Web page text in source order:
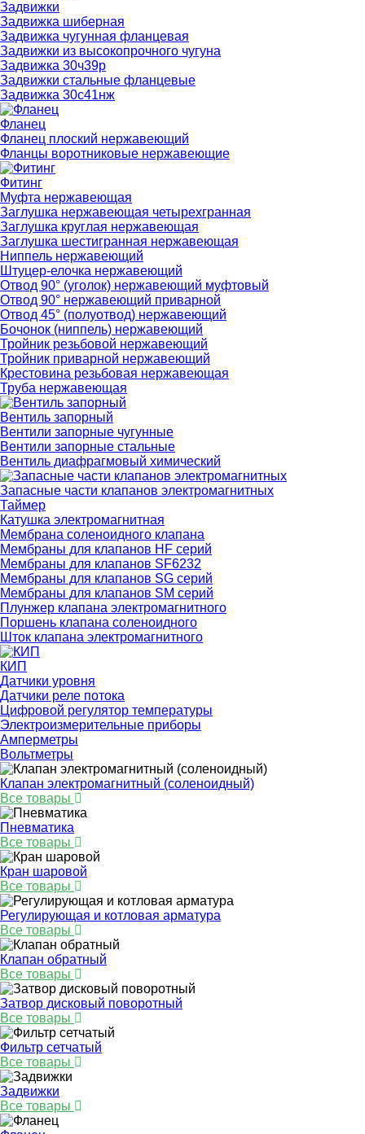
Задвижки
Задвижка шиберная
Задвижка чугунная фланцевая
Задвижки из высокопрочного чугуна
Задвижка 30ч39р
Задвижки стальные фланцевые
Задвижка 30с41нж
Фланец
Фланец плоский нержавеющий
Фланцы воротниковые нержавеющие
Фитинг
Муфта нержавеющая
Заглушка нержавеющая четырехгранная
Заглушка круглая нержавеющая
Заглушка шестигранная нержавеющая
Ниппель нержавеющий
Штуцер-елочка нержавеющий
Отвод 90° (уголок) нержавеющий муфтовый
Отвод 90° нержавеющий приварной
Отвод 45° (полуотвод) нержавеющий
Бочонок (ниппель) нержавеющий
Тройник резьбовой нержавеющий
Тройник приварной нержавеющий
Крестовина резьбовая нержавеющая
Труба нержавеющая
Вентиль запорный
Вентили запорные чугунные
Вентили запорные стальные
Вентиль диафрагмовый химический
Запасные части клапанов электромагнитных
Таймер
Катушка электромагнитная
Мембрана соленоидного клапана
Мембраны для клапанов HF серий
Мембраны для клапанов SF6232
Мембраны для клапанов SG серий
Мембраны для клапанов SM серий
Плунжер клапана электромагнитного
Поршень клапана соленоидного
Шток клапана электромагнитного
КИП
Датчики уровня
Датчики реле потока
Цифровой регулятор температуры
Электроизмерительные приборы
Амперметры
Вольтметры
Клапан электромагнитный (соленоидный)
Все товары
Пневматика
Все товары
Кран шаровой
Все товары
Регулирующая и котловая арматура
Все товары
Клапан обратный
Все товары
Затвор дисковый поворотный
Все товары
Фильтр сетчатый
Все товары
Задвижки
Все товары